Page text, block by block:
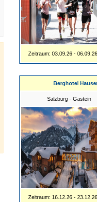
Zeitraum: 03.09.26 -
Berghotel
Salzburg - Gastein
Zeitraum: 16.12.26 -